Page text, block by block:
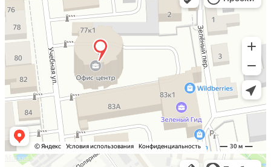
Москва